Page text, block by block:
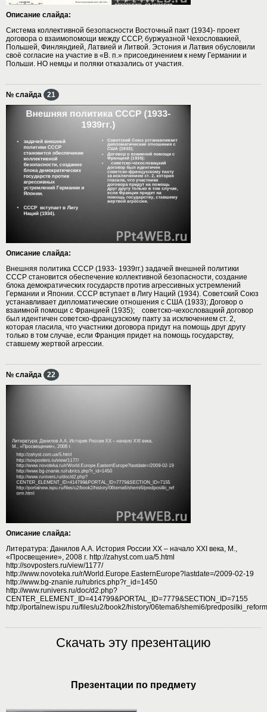
Описание слайда:
Система коллективной безопасности Восточный пакт (1934)- проект
договора о взаимопомощи между СССР, буржуазной Чехословакией,
Польшей, Финляндией, Латвией и Литвой. Эстония и Латвия обусловили
своё согласие на участие в «В. п.» присоединением к нему Германии и
Польши. НО немцы и поляки отказались от участия.
№ слайда 21
Описание слайда:
Внешняя политика СССР (1933- 1939гг.) задачей внешней политики
СССР становится обеспечение коллективной безопасности, создание
блока демократических государств против агрессивных устремлений
Германии и Японии. СССР вступает в Лигу Наций (1934). Советский Союз
устанавливает дипломатические отношения с США (1933); Договор о
взаимной помощи с Францией (1935); советско-чехословацкий договор
был идентичен советско-французскому пакту за исключением ст. 2,
которая гласила, что участники договора придут на помощь друг другу
только в том случае, если Франция придет на помощь государству,
ставшему жертвой агрессии.
№ слайда 22
Описание слайда:
Литература: Данилов А.А. История России XX – начало XXI века, М.,
«Просвещение», 2008 г. http://zahyst.com.ua/5.html
http://sovposters.ru/view/1177/
http://www.novoteka.ru/r/World.Europe.EasternEurope?lastdate=/2009-02-19
http://www.bg-znanie.ru/rubrics.php?r_id=1450
http://www.runivers.ru/doc/d2.php?
CENTER_ELEMENT_ID=414799&PORTAL_ID=7779&SECTION_ID=7155
http://portalnew.ispu.ru/files/u2/book2/history/06tema6/shemi6/
Скачать эту презентацию
Презентации по предмету